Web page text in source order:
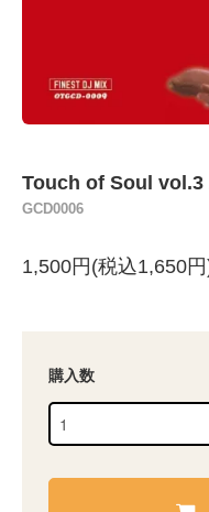
Touch of Soul vol.3
GCD0006
1,500円(税込1,650
購入数